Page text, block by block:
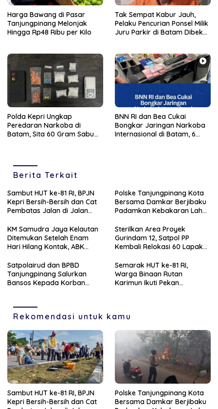
Harga Bawang di Pasar
Tanjungpinang Melonjak
Hingga Rp48 Ribu per Kilo
Tak Sempat Kabur Jauh,
Pelaku Pencurian Ponsel Milik
Juru Parkir di Batam Dibekuk
Polda Kepri Ungkap
Peredaran Narkoba di
Batam, Sita 60 Gram Sabu
BNN RI dan Bea Cukai
Bongkar Jaringan Narkoba
Internasional di Batam, 6
Berita Terkait
Sambut HUT ke-81 RI, BPJN
Kepri Bersih-Bersih dan Cat
Pembatas Jalan di Jalan
Tanjungpinang
Polske Tanjungpinang Kota
Bersama Damkar Berjibaku
Padamkan Kebakaran Lahan
KM Samudra Jaya Kelautan
Ditemukan Setelah Enam
Hari Hilang Kontak, ABK
Sterilkan Area Proyek
Gurindam 12, Satpol PP
Kembali Relokasi 60 Lapak
Satpolairud dan BPBD
Tanjungpinang Salurkan
Bansos Kepada Korban
Semarak HUT ke-81 RI,
Warga Binaan Rutan
Karimun Ikuti Pekan
Rekomendasi untuk kamu
Sambut HUT ke-81 RI, BPJN
Kepri Bersih-Bersih dan Cat
Polske Tanjungpinang Kota
Bersama Damkar Berjibaku